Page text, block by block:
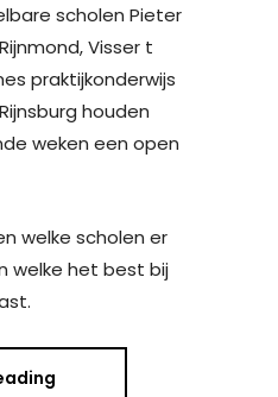
scholen Pieter
Visser t
praktijkonderwijs
houden
weken een open
welke scholen er
welke het best bij